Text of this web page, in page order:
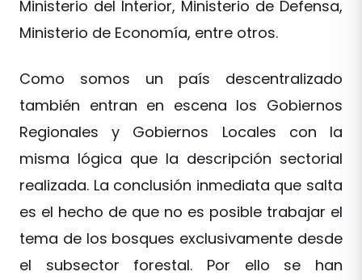
Ministerio del Interior, Ministerio de Defensa,
Ministerio de Economía, entre otros.
Como somos un país descentralizado
también entran en escena los Gobiernos
Regionales y Gobiernos Locales con la
misma lógica que la descripción sectorial
realizada. La conclusión inmediata que salta
es el hecho de que no es posible trabajar el
tema de los bosques exclusivamente desde
el subsector forestal. Por ello se han